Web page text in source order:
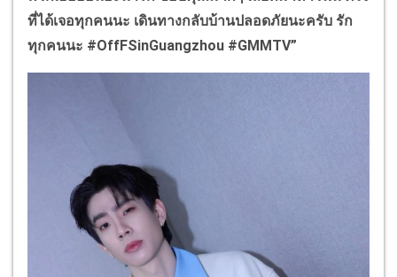
ที่ได้เจอทุกคนนะ เดินทางกลับบ้านปลอดภัยนะครับ รัก
ทุกคนนะ #OffFSinGuangzhou #GMMTV”